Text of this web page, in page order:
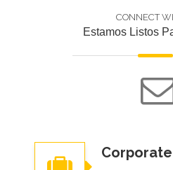
CONNECT
Estamos Listos